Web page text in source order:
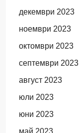
декември 2023
ноември 2023
октомври 2023
септември 2023
август 2023
юли 2023
юни 2023
май 2023